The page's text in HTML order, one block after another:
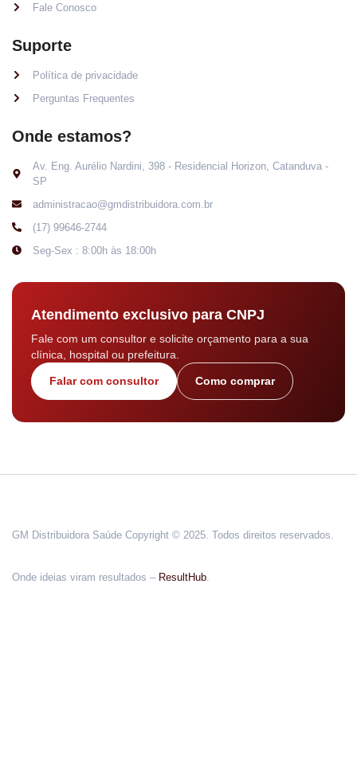
Fale Conosco
Suporte
Política de privacidade
Perguntas Frequentes
Onde estamos?
Av. Eng. Aurélio Nardini, 398 - Residencial Horizon, Catanduva -
SP
administracao@gmdistribuidora.com.br
(17) 99646-2744
Seg-Sex : 8:00h às 18:00h
Atendimento exclusivo para CNPJ
Fale com um consultor e solicite orçamento para a sua
clínica, hospital ou prefeitura.
Falar com consultor Como comprar
GM Distribuidora Saúde Copyright © 2025. Todos direitos reservados.
Onde ideias viram resultados – ResultHub.